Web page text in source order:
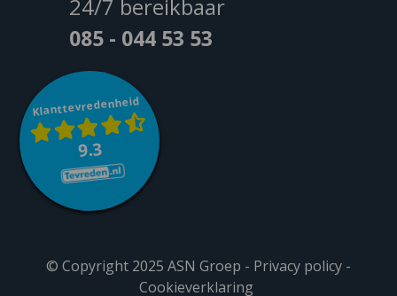
24/7 bereikbaar
085 - 044 53 53
Klanttevredenheid
9.3
© Copyright 2025 ASN Groep - Privacy policy-
Cookieverklaring